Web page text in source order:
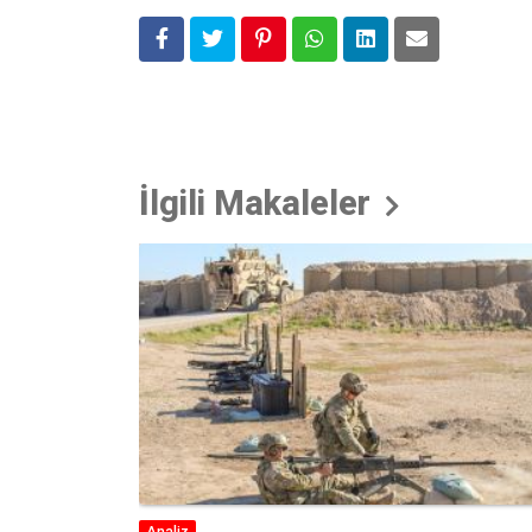
İlgili Makaleler